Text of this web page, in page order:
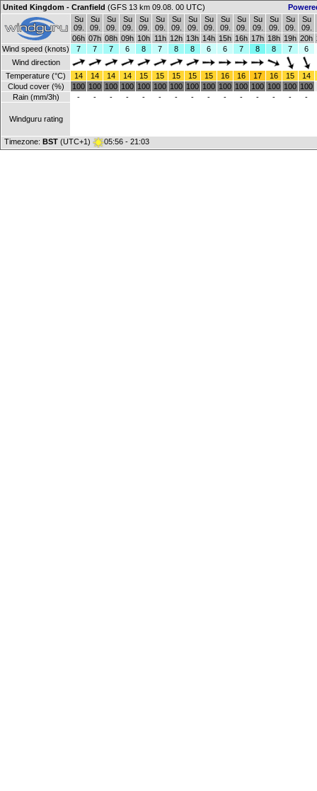
United Kingdom - Cranfield (GFS 13 km 09.08. 00 UTC)
Su
09.
Su
09.
Su
09.
Su
09.
Su
09.
Su
09.
Su
09.
Su
09.
Su
09.
Su
09.
Su
09.
Su
09.
Su
09.
Su
09.
Su
09.
06h 07h 08h 09h 10h 11h 12h 13h 14h 15h 16h 17h 18h 19h 20h
Wind speed (knots)
7 7 7 6 8 7 8 8 6 6 7 8 8 7
6
Wind direction
Temperature (°C)
14 14 14 14 15 15 15 15 15 16 16 17 16 15
14
Cloud cover (%)
100 100 100 100 100 100 100 100 100 100 100 100 100 100 100
Rain (mm/3h)
- - - - - - - - - - - - - - -
Windguru rating
Timezone: BST (UTC+1) 05:56 - 21:03